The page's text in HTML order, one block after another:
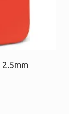
2.5mm